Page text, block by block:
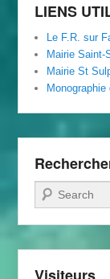
LIENS
Le F.R. sur
Mairie Saint-
Mairie St
Recherche